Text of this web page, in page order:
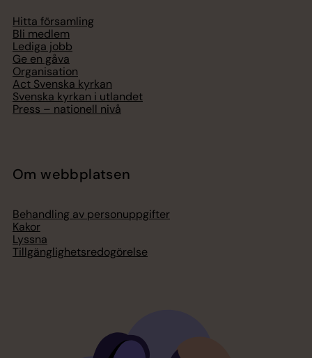
Hitta församling
Bli medlem
Lediga jobb
Ge en gåva
Organisation
Act Svenska kyrkan
Svenska kyrkan i utlandet
Press – nationell nivå
Om webbplatsen
Behandling av personuppgifter
Kakor
Lyssna
Tillgänglighetsredogörelse